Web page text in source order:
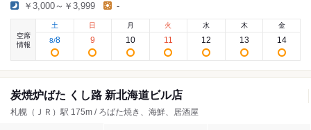
￥3,000～￥3,999 -
空席
情報
土
8/8
日
9
月
10
火
11
水
12
木
13
金
14
炭焼炉ばた くし路 新北海道ビル店
札幌（ＪＲ）駅 175m / ろばた焼き、海鮮、居酒屋